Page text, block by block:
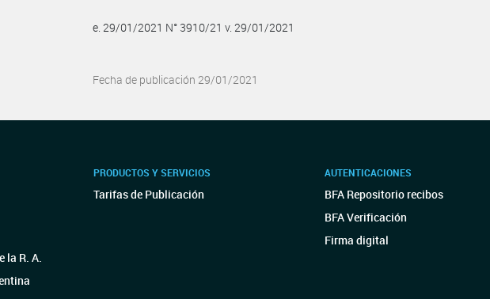
e. 29/01/2021 N° 3910/21 v. 29/01/2021
Fecha de publicación 29/01/2021
la R. A.
PRODUCTOS Y SERVICIOS
Tarifas de Publicación
AUTENTICACIONES
BFA Repositorio recibos
BFA Verificación
Firma digital